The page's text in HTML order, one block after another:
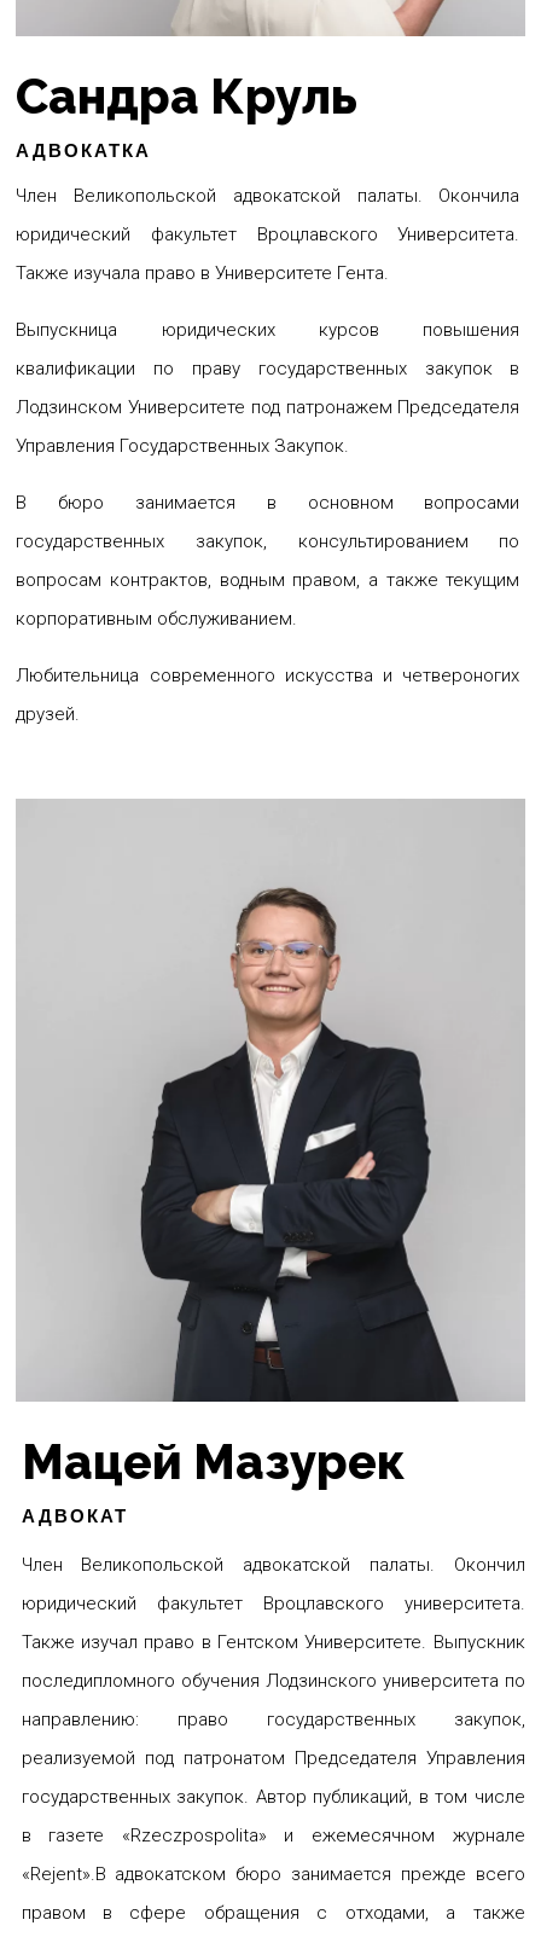
Сандра Круль
АДВОКАТКА
Член Великопольской адвокатской палаты. Окончила
юридический факультет Вроцлавского Университета.
Также изучала право в Университете Гента.
Выпускница юридических курсов повышения
квалификации по праву государственных закупок в
Лодзинском Университете под патронажем Председателя
Управления Государственных Закупок.
В бюро занимается в основном вопросами
государственных закупок, консультированием по
вопросам контрактов, водным правом, а также текущим
корпоративным обслуживанием.
Любительница современного искусства и четвероногих
друзей.
Мацей Мазурек
АДВОКАТ
Член Великопольской адвокатской палаты. Окончил
юридический факультет Вроцлавского университета.
Также изучал право в Гентском Университете. Выпускник
последипломного обучения Лодзинского университета по
направлению: право государственных закупок,
реализуемой под патронатом Председателя Управления
государственных закупок. Автор публикаций, в том числе
в газете «Rzeczpospolita» и ежемесячном журнале
«Rejent».В адвокатском бюро занимается прежде всего
правом в сфере обращения с отходами, а также